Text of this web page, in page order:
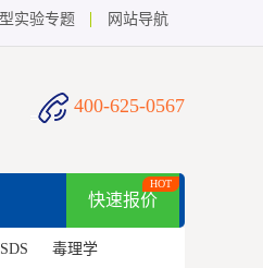
实验专题 网站导航
400-625-0567
快速报价
HOT
毒理学